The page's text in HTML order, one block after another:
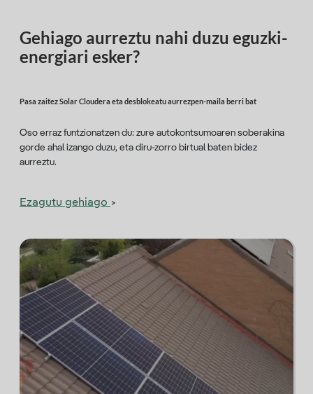
Gehiago aurreztu nahi duzu eguzki-
energiari esker?
Pasa zaitez Solar Cloudera eta desblokeatu aurrezpen-maila berri bat
Oso erraz funtzionatzen du: zure autokontsumoaren soberakina
gorde ahal izango duzu, eta diru-zorro birtual baten bidez
aurreztu.
Ezagutu gehiago >